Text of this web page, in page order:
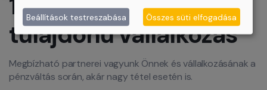
tulajdonú vállalkozás
Megbízható partnerei vagyunk Önnek és vállalkozásának a
pénzváltás során, akár nagy tétel esetén is.
Beállítások testreszabása Összes süti elfogadása